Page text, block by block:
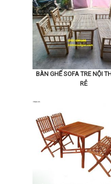
BÀN GHẾ SOFA TRE NỘI
RẺ